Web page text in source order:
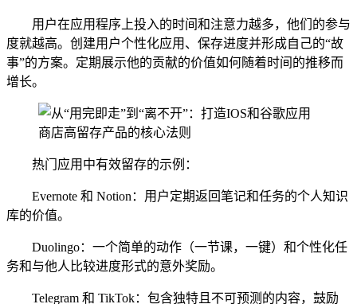
用户在应用程序上投入的时间和注意力越多，他们的参与
度就越高。创建用户个性化应用、保存进度并形成自己的“故
事”的方案。定期展示他的贡献的价值如何随着时间的推移而
增长。
热门应用中有效留存的示例：
Evernote 和 Notion：用户定期返回笔记和任务的个人知识
库的价值。
Duolingo：一个简单的动作（一节课，一键）和个性化任
务和与他人比较进度形式的意外奖励。
Telegram 和 TikTok：包含独特且不可预测的内容，鼓励